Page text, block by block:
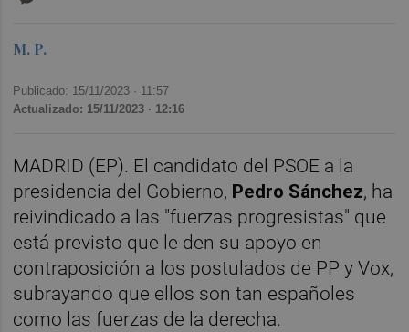
M. P.
Publicado: 15/11/2023 · 11:57
Actualizado: 15/11/2023 · 12:16
MADRID (EP). El candidato del PSOE a la
presidencia del Gobierno, Pedro Sánchez, ha
reivindicado a las "fuerzas progresistas" que
está previsto que le den su apoyo en
contraposición a los postulados de PP y Vox,
subrayando que ellos son tan españoles
como las fuerzas de la derecha.